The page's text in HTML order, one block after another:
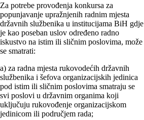
Za potrebe provođenja konkursa za
popunjavanje upražnjenih radnim mjesta
državnih službenika u institucijama BiH gdje
je kao poseban uslov određeno radno
iskustvo na istim ili sličnim poslovima, može
se smatrati:
a) za radna mjesta rukovodećih državnih
službenika i šefova organizacijskih jedinica
pod istim ili sličnim poslovima smatraju se
svi poslovi u državnim organima koji
uključuju rukovođenje organizacijskom
jedinicom ili područjem rada;